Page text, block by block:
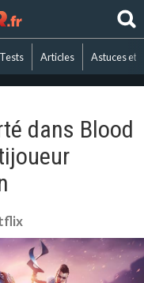
Tests Articles Astuces et
dans Blood